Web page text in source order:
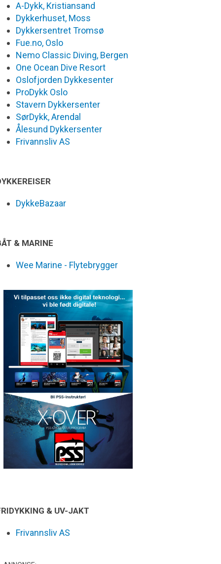
A-Dykk, Kristiansand
Dykkerhuset, Moss
Dykkersentret Tromsø
Fue.no, Oslo
Nemo Classic Diving, Bergen
One Ocean Dive Resort
Oslofjorden Dykkesenter
ProDykk Oslo
Stavern Dykkersenter
SørDykk, Arendal
Ålesund Dykkersenter
Frivannsliv AS
DykkeBazaar
& MARINE
Wee Marine - Flytebrygger
& UV-JAKT
Frivannsliv AS